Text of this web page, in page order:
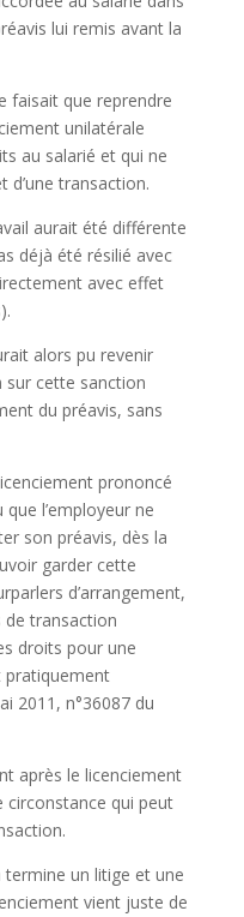
lui remis avant la
faisait que reprendre
unilatérale
au salarié et qui ne
d’une transaction.
aurait été différente
déjà été résilié avec
avec effet
alors pu revenir
sur cette sanction
du préavis, sans
prononcé
l’employeur ne
son préavis, dès la
garder cette
d’arrangement,
de transaction
droits pour une
pratiquement
2011, n°36087 du
après le licenciement
circonstance qui peut
un litige et une
vient juste de